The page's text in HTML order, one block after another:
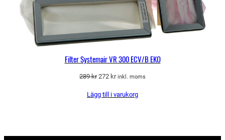
Filter Systemair VR 300 ECV/B EKO
289kr Det
priset
272 krDet
priset
inkl. moms
Lägg till i varukorg